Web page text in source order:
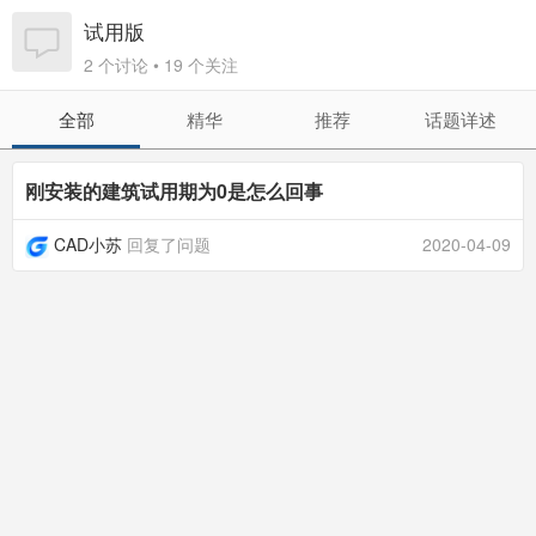
试用版
2 个讨论 • 19 个关注
全部 精华 推荐 话题详述
刚安装的建筑试用期为0是怎么回事
CAD小苏 回复了问题 2020-04-09